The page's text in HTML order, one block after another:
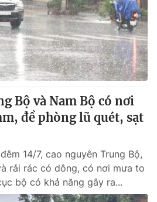
Bộ và Nam Bộ có nơi
đề phòng lũ quét, sạt
14/7, cao nguyên Trung Bộ,
rải rác có dông, có nơi mưa to
bộ có khả năng gây ra...